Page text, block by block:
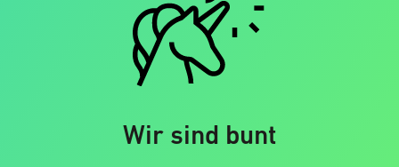
Wir sind bunt